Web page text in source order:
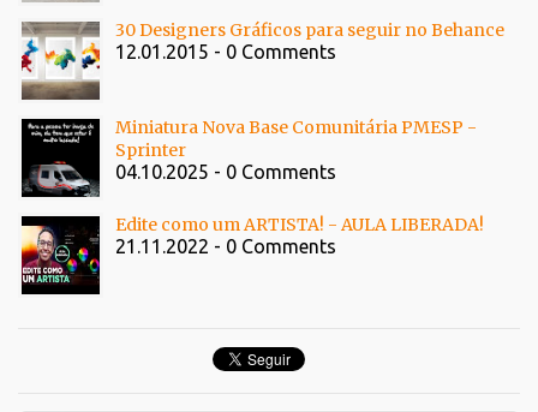
30 Designers Gráficos para seguir no Behance
12.01.2015 - 0 Comments
Miniatura Nova Base Comunitária PMESP -
Sprinter
04.10.2025 - 0 Comments
Edite como um ARTISTA! - AULA LIBERADA!
21.11.2022 - 0 Comments